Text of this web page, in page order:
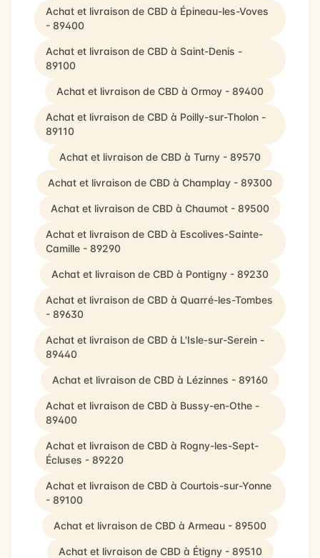
Achat et livraison de CBD à Épineau-les-Voves
- 89400
Achat et livraison de CBD à Saint-Denis -
89100
Achat et livraison de CBD à Ormoy - 89400
Achat et livraison de CBD à Poilly-sur-Tholon -
89110
Achat et livraison de CBD à Turny - 89570
Achat et livraison de CBD à Champlay - 89300
Achat et livraison de CBD à Chaumot - 89500
Achat et livraison de CBD à Escolives-Sainte-
Camille - 89290
Achat et livraison de CBD à Pontigny - 89230
Achat et livraison de CBD à Quarré-les-Tombes
- 89630
Achat et livraison de CBD à L'Isle-sur-Serein -
89440
Achat et livraison de CBD à Lézinnes - 89160
Achat et livraison de CBD à Bussy-en-Othe -
89400
Achat et livraison de CBD à Rogny-les-Sept-
Écluses - 89220
Achat et livraison de CBD à Courtois-sur-Yonne
- 89100
Achat et livraison de CBD à Armeau - 89500
Achat et livraison de CBD à Étigny - 89510